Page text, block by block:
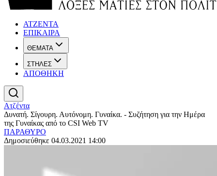
ΑΤΖΕΝΤΑ
ΕΠΙΚΑΙΡΑ
ΘΕΜΑΤΑ
ΣΤΗΛΕΣ
ΑΠΟΘΗΚΗ
Ατζέντα
Δυνατή. Σίγουρη. Αυτόνομη. Γυναίκα. - Συζήτηση για την Ημέρα
της Γυναίκας από το CSI Web TV
ΠΑΡΑΘΥΡΟ
Δημοσιεύθηκε 04.03.2021 14:00